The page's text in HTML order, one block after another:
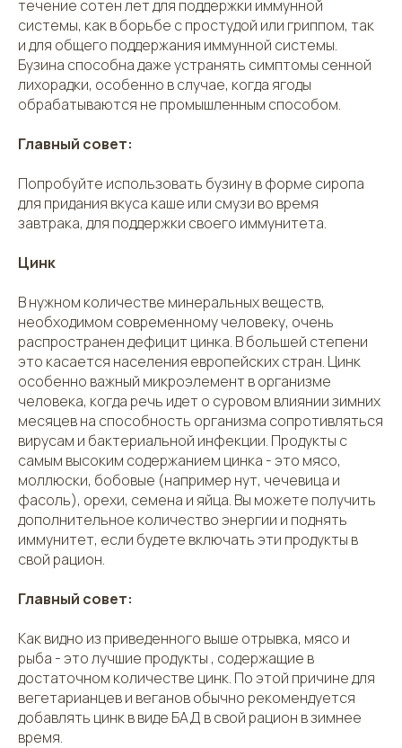
течение сотен лет для поддержки иммунной
системы, как в борьбе с простудой или гриппом, так
и для общего поддержания иммунной системы.
Бузина способна даже устранять симптомы сенной
лихорадки, особенно в случае, когда ягоды
обрабатываются не промышленным способом.
Главный совет:
Попробуйте использовать бузину в форме сиропа
для придания вкуса каше или смузи во время
завтрака, для поддержки своего иммунитета.
Цинк
В нужном количестве минеральных веществ,
необходимом современному человеку, очень
распространен дефицит цинка. В большей степени
это касается населения европейских стран. Цинк
особенно важный микроэлемент в организме
человека, когда речь идет о суровом влиянии зимних
месяцев на способность организма сопротивляться
вирусам и бактериальной инфекции. Продукты с
самым высоким содержанием цинка - это мясо,
моллюски, бобовые (например нут, чечевица и
фасоль), орехи, семена и яйца. Вы можете получить
дополнительное количество энергии и поднять
иммунитет, если будете включать эти продукты в
свой рацион.
Главный совет:
Как видно из приведенного выше отрывка, мясо и
рыба - это лучшие продукты , содержащие в
достаточном количестве цинк. По этой причине для
вегетарианцев и веганов обычно рекомендуется
добавлять цинк в виде БАД в свой рацион в зимнее
время.